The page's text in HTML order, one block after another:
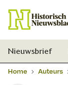
Nieuwsbrief
Home Auteurs